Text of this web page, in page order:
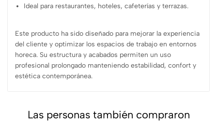
Ideal para restaurantes, hoteles, cafeterías y terrazas.
Este producto ha sido diseñado para mejorar la experiencia
del cliente y optimizar los espacios de trabajo en entornos
horeca. Su estructura y acabados permiten un uso
profesional prolongado manteniendo estabilidad, confort y
estética contemporánea.
Las personas también compraron